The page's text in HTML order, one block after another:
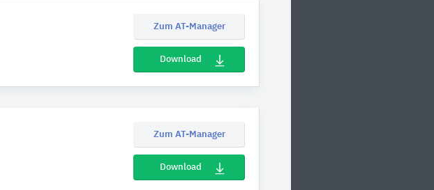
Zum AT-Manager
Download
Zum AT-Manager
Download